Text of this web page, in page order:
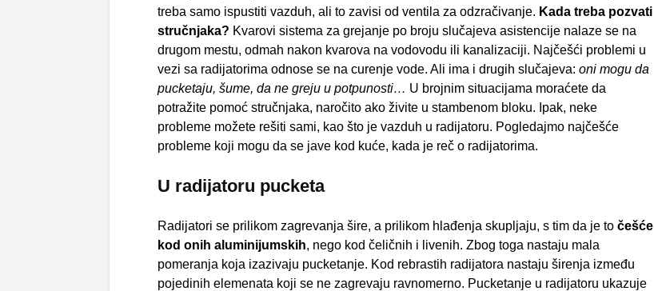
treba samo ispustiti vazduh, ali to zavisi od ventila za odzračivanje. Kada treba pozvati
stručnjaka? Kvarovi sistema za grejanje po broju slučajeva asistencije nalaze se na
drugom mestu, odmah nakon kvarova na vodovodu ili kanalizaciji. Najčešći problemi u
vezi sa radijatorima odnose se na curenje vode. Ali ima i drugih slučajeva: oni mogu da
pucketaju, šume, da ne greju u potpunosti… U brojnim situacijama moraćete da
potražite pomoć stručnjaka, naročito ako živite u stambenom bloku. Ipak, neke
probleme možete rešiti sami, kao što je vazduh u radijatoru. Pogledajmo najčešće
probleme koji mogu da se jave kod kuće, kada je reč o radijatorima.
U radijatoru pucketa
Radijatori se prilikom zagrevanja šire, a prilikom hlađenja skupljaju, s tim da je to češće
kod onih aluminijumskih, nego kod čeličnih i livenih. Zbog toga nastaju mala
pomeranja koja izazivaju pucketanje. Kod rebrastih radijatora nastaju širenja između
pojedinih elemenata koji se ne zagrevaju ravnomerno. Pucketanje u radijatoru ukazuje